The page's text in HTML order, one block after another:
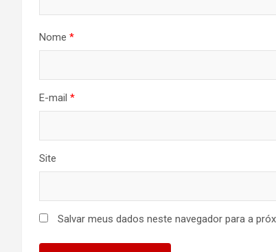
Nome *
E-mail *
Site
Salvar meus dados neste navegador para a